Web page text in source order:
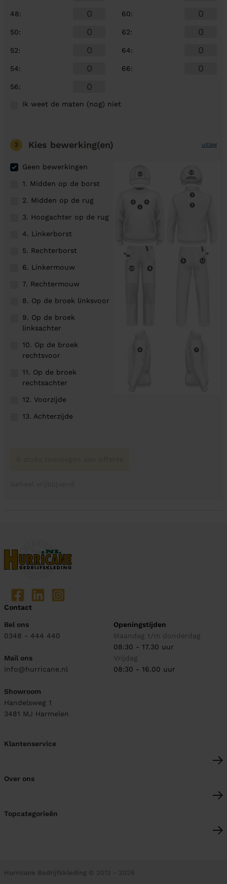
48:
50:
52:
54:
56:
60:
62:
64:
66:
Ik weet de maten (nog) niet
3 Kies bewerking(en) uitleg
Geen bewerkingen
1. Midden op de borst
2. Midden op de rug
3. Hoogachter op de rug
4. Linkerborst
5. Rechterborst
6. Linkermouw
7. Rechtermouw
8. Op de broek linksvoor
9. Op de broek
linksachter
10. Op de broek
rechtsvoor
11. Op de broek
rechtsachter
12. Voorzijde
13. Achterzijde
Contact
Bel ons
0348 - 444 440
Mail ons
info@hurricane.nl
Showroom
Handelsweg 1
3481 MJ Harmelen
Openingstijden
Maandag t/m donderdag
08:30 - 17.30 uur
Vrijdag
08:30 - 16.00 uur
Klantenservice
Over ons
Topcategorieën
Hurricane Bedrijfskleding © 2013 - 2026